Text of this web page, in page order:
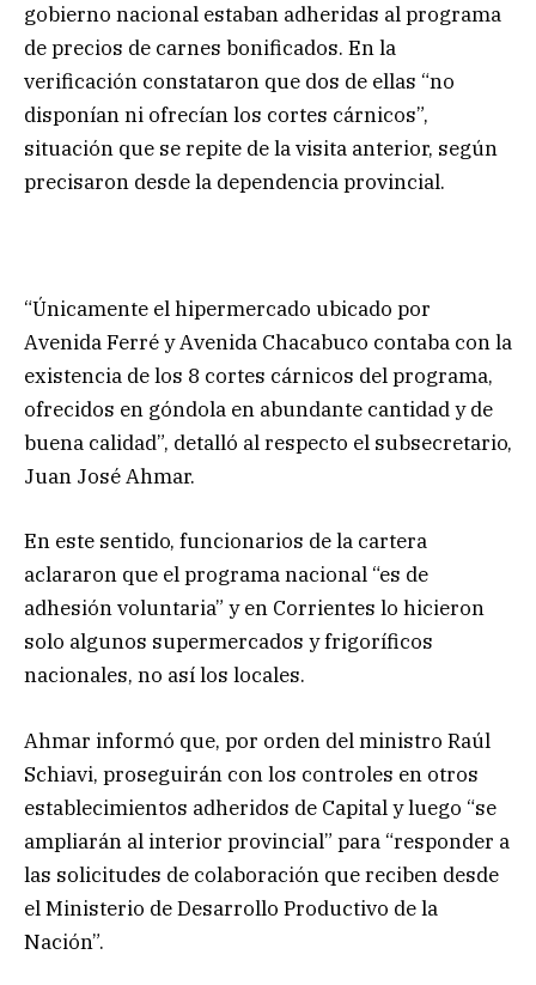
gobierno nacional estaban adheridas al programa
de precios de carnes bonificados. En la
verificación constataron que dos de ellas “no
disponían ni ofrecían los cortes cárnicos”,
situación que se repite de la visita anterior, según
precisaron desde la dependencia provincial.
“Únicamente el hipermercado ubicado por
Avenida Ferré y Avenida Chacabuco contaba con la
existencia de los 8 cortes cárnicos del programa,
ofrecidos en góndola en abundante cantidad y de
buena calidad”, detalló al respecto el subsecretario,
Juan José Ahmar.
En este sentido, funcionarios de la cartera
aclararon que el programa nacional “es de
adhesión voluntaria” y en Corrientes lo hicieron
solo algunos supermercados y frigoríficos
nacionales, no así los locales.
Ahmar informó que, por orden del ministro Raúl
Schiavi, proseguirán con los controles en otros
establecimientos adheridos de Capital y luego “se
ampliarán al interior provincial” para “responder a
las solicitudes de colaboración que reciben desde
el Ministerio de Desarrollo Productivo de la
Nación”.